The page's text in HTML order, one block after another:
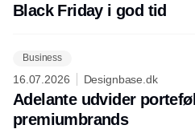
Black Friday i god tid
Business
16.07.2026 Designbase.dk
Adelante udvider
premiumbrands